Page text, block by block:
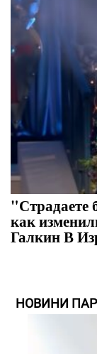
"Страдаете
как
Галкин В
НОВИНИ